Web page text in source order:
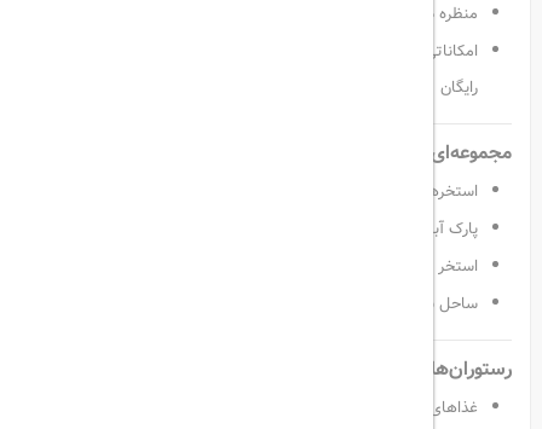
منظره دریا یا باغ از اکثر واحدها
امکاناتی نظیر مینی‌بار، تلویزیون هوشمند، تهویه مطبوع و وای‌فای
رایگان
مجموعه‌ای از استخرها و پارک آبی
استخرهای روباز بزرگ با طراحی خاص
پارک آبی جذاب برای کودکان و بزرگسالان
استخر سرپوشیده برای فصول سرد سال
ساحل شنی اختصاصی با تخت‌های آفتاب‌گیر و بار ساحلی
رستوران‌ها و بارهای متنوع
غذاهای بین‌المللی، ترکی، ایتالیایی، آسیایی و دریایی در رستوران‌های